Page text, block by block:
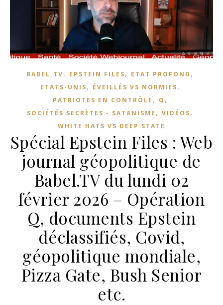
BABEL.TV, EPSTEIN FILES, ETAT PROFOND ,
ETATS-UNIS, ÉVEILLÉS VS NORMIES,
PATRIOTES EN CONTRÔLE , Q ,
SOCIÉTÉS SECRÈTES - SATANISME , VIDÉOS,
WHITE HATS VS DEEP STATE
Spécial Epstein Files : Web
journal géopolitique de
Babel.TV du lundi 02
février 2026 – Opération
Q, documents Epstein
déclassifiés, Covid,
géopolitique mondiale,
Pizza Gate, Bush Senior
etc.